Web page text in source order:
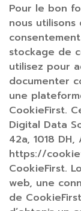
Pour le bon
nous
stockage de
utilisez pour
documenter
une
CookieFirst.
Digital Data
42a, 1018
https://
CookieFirst.
web, une
de